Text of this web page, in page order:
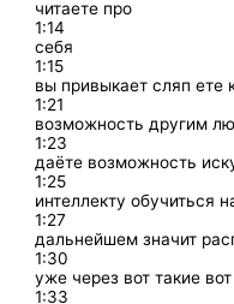
читаете про
1:14
себя
1:15
вы привыкает сляп ете
1:21
возможность другим
1:23
даёте возможность
1:25
интеллекту обучиться
1:27
дальнейшем значит
1:30
уже через вот такие
1:33